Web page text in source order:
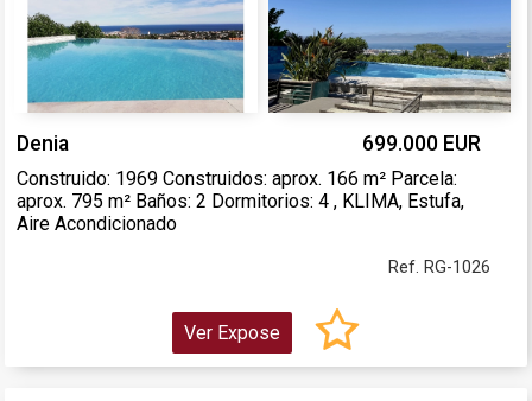
Denia 699.000 EUR
Construido: 1969 Construidos: aprox. 166 m² Parcela:
aprox. 795 m² Baños: 2 Dormitorios: 4 , KLIMA, Estufa,
Aire Acondicionado
Ref. RG-1026
Ver Expose